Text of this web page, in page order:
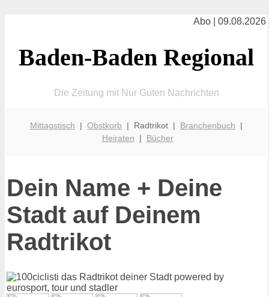
Abo | 09.08.2026
Baden-Baden Regional
Die Zeitung mit Nur Guten Nachrichten
Mittagstisch | Obstkorb | Radtrikot | Branchenbuch |
Heiraten | Bücher
Dein Name + Deine
Stadt auf Deinem
Radtrikot